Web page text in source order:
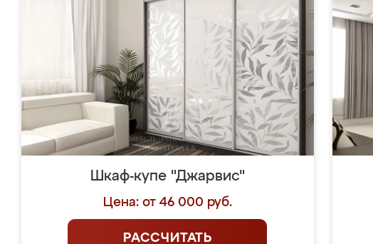
Шкаф-купе "Джарвис"
Цена: от 46 000 руб.
РАССЧИТАТЬ